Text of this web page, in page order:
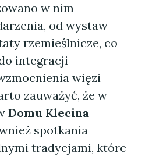
w nim
od wystaw
rzemieślnicze, co
integracji
więzi
zauważyć, że w
Domu Klecina
spotkania
tradycjami, które